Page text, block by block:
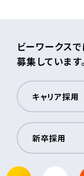
ビーワークス
募集しています。
キャリア採用
（新しいウィン
新卒採用
（新しいウィン